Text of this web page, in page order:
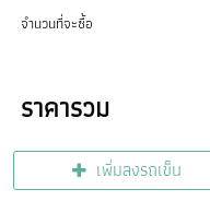
จำนวนที่จะซื้อ
ราคารวม
เพิ่มลงรถเข็น